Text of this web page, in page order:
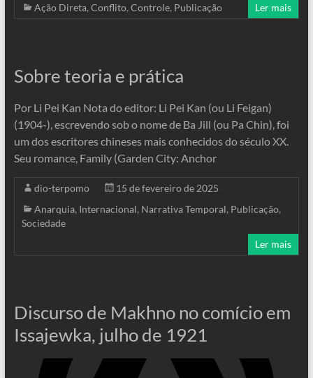
Ação Direta, Conflito, Controle, Publicação Ler mais
Sobre teoria e prática
Por Li Pei Kan Nota do editor: Li Pei Kan (ou Li Feigan)
(1904-), escrevendo sob o nome de Ba Jill (ou Pa Chin), foi
um dos escritores chineses mais conhecidos do século XX.
Seu romance, Family (Garden City: Anchor
dio-terpomo
15 de fevereiro de 2025
Anarquia, Internacional, Narrativa Temporal, Publicação,
Sociedade
Ler mais
Discurso de Makhno no comício em
Issajewka, julho de 1921